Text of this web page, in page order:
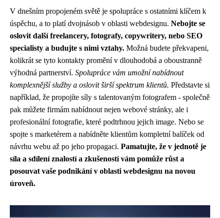
V dnešním propojeném světě je spolupráce s ostatními klíčem k
úspěchu, a to platí dvojnásob v oblasti webdesignu. Nebojte se
oslovit další freelancery, fotografy, copywritery, nebo SEO
specialisty a budujte s nimi vztahy. Možná budete překvapeni,
kolikrát se tyto kontakty promění v dlouhodobá a oboustranně
výhodná partnerství. Spolupráce vám umožní nabídnout
komplexnější služby a oslovit širší spektrum klientů. Představte si
například, že propojíte síly s talentovaným fotografem - společně
pak můžete firmám nabídnout nejen webové stránky, ale i
profesionální fotografie, které podtrhnou jejich image. Nebo se
spojte s marketérem a nabídněte klientům kompletní balíček od
návrhu webu až po jeho propagaci. Pamatujte, že v jednotě je
síla a sdílení znalostí a zkušeností vám pomůže růst a
posouvat vaše podnikání v oblasti webdesignu na novou
úroveň.